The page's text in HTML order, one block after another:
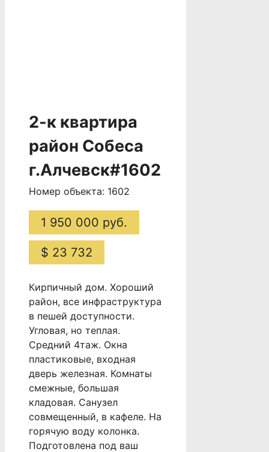
2-к квартира
район Собеса
г.Алчевск#1602
Номер объекта: 1602
1 950 000 руб.
$ 23 732
Кирпичный дом. Хороший
район, все инфраструктура
в пешей доступности.
Угловая, но теплая.
Средний 4таж. Окна
пластиковые, входная
дверь железная. Комнаты
смежные, большая
кладовая. Санузел
совмещенный, в кафеле. На
горячую воду колонка.
Подготовлена под ваш